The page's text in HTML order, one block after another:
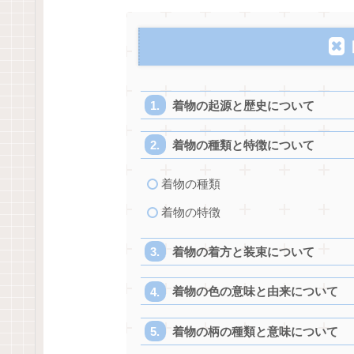
着物の起源と歴史について
着物の種類と特徴について
着物の種類
着物の特徴
着物の着方と装束について
着物の色の意味と由来について
着物の柄の種類と意味について